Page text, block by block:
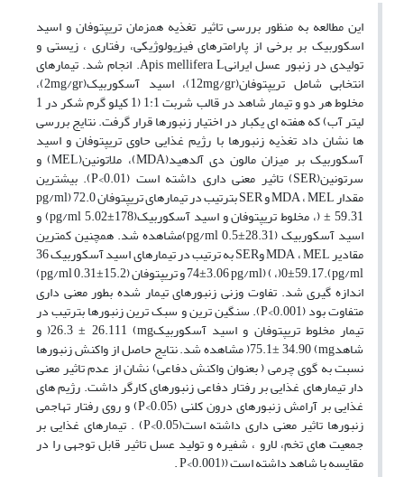
این مطالعه به منظور بررسی تاثیر تغذیه همزمان تریپتوفان و اسید
اسکوربیک بر برخی از پارامترهای فیزیولوژیکی، رفتاری ، زیستی و
تولیدی در زنبور عسل ایرانیApis mellifera L. انجام شد. تیمارهای
انتخابی شامل تریپتوفان(12mg/gr)، اسید آسکوربیک(2mg/gr)،
مخلوط هر دو و تیمار شاهد در قالب شربت 1:1 (1 کیلو گرم شکر در 1
لیتر آب) که هفته ای یکبار در اختیار زنبورها قرار گرفت. نتایج بررسی
ها نشان داد تغذیه زنبورها با رژیم غذایی حاوی تریپتوفان و اسید
آسکوربیک بر میزان مالون دی آلدهید(MDA)، ملاتونین(MEL) و
سرتونین(SER) تاثیر معنی داری داشته است (P<0.01). بیشترین
مقدار MDA ، MEL و SER بترتیب در تیمارهای تریپتوفان pg/ml) 72.0
± 59.31 (، مخلوط تریپتوفان و اسید آسکوربیک(178±5.02 pg/ml) و
اسید آسکوربیک (28.31±0.5 pg/ml)مشاهده شد. همچنین کمترین
مقادیر MDA ، MEL وSER به ترتیب در تیمارهای اسید آسکوربیک 36
pg/ml).0±59.17(، ) (74±3.06 pg/ml و تریپتوفان (15.2±0.31 pg/ml)
اندازه گیری شد. تفاوت وزنی زنبورهای تیمار شده بطور معنی داری
متفاوت بود (P<0.001). سنگین ترین و سبک ترین زنبورها بترتیب در
تیمار مخلوط تریپتوفان و اسید آسکوربیکmg) 26.3 ± 26.111( و
شاهدmg) 75.1± 34.90( مشاهده شد. نتایج حاصل از واکنش زنبورها
نسبت به گوی چرمی ( بعنوان واکنش دفاعی) نشان از عدم تاثیر معنی
دار تیمارهای غذایی بر رفتار دفاعی زنبورهای کارگر داشت. رژیم های
غذایی بر آرامش زنبورهای درون کلنی (P<0.05) و روی رفتار تهاجمی
زنبورها تاثیر معنی داری داشته است(P<0.05) . تیمارهای غذایی بر
جمعیت های تخم، لارو ، شفیره و تولید عسل تاثیر قابل توجهی را در
مقایسه با شاهد داشته است ((P<0.001 .